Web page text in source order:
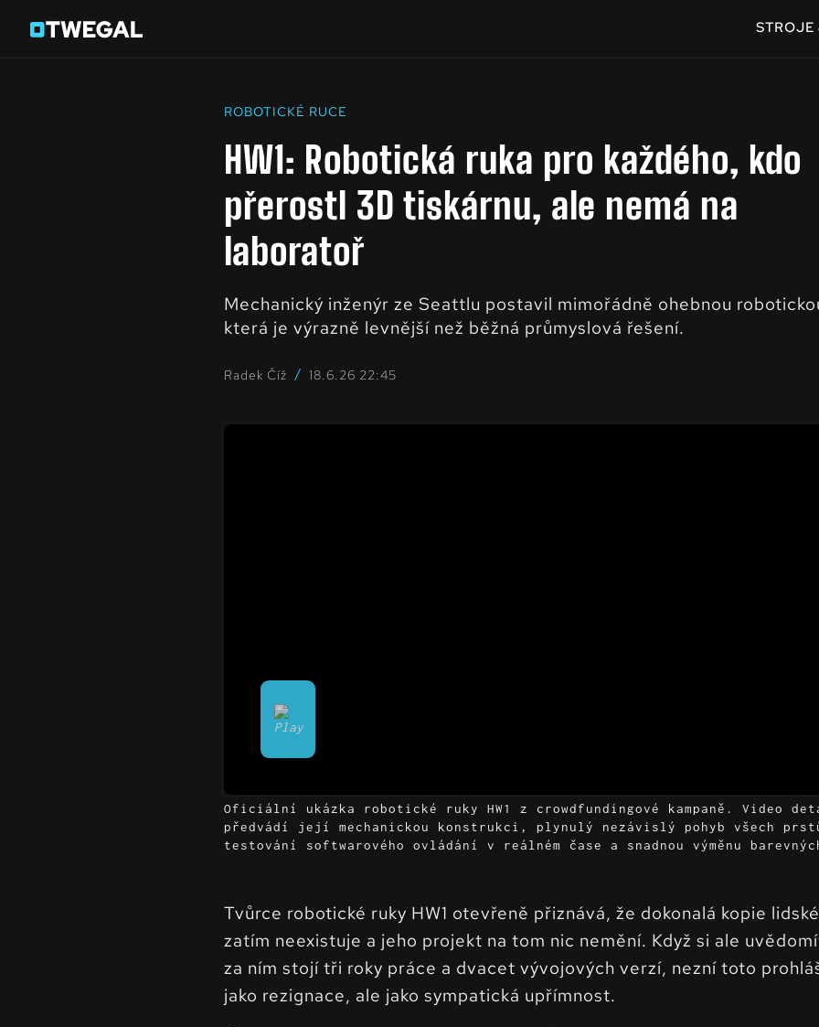
STROJE
ROBOTICKÉ RUCE
HW1: Robotická ruka pro každého, kdo
přerostl 3D tiskárnu, ale nemá na
laboratoř
Mechanický inženýr ze Seattlu postavil mimořádně ohebnou
která je výrazně levnější než běžná průmyslová řešení.
Radek Číž /18.6.26 22:45
Oficiální ukázka robotické ruky HW1 z crowdfundingové kampaně. Video
předvádí její mechanickou konstrukci, plynulý nezávislý pohyb všech
testování softwarového ovládání v reálném čase a snadnou výměnu
Tvůrce robotické ruky HW1 otevřeně přiznává, že dokonalá kopie
zatím neexistuje a jeho projekt na tom nic nemění. Když si ale
za ním stojí tři roky práce a dvacet vývojových verzí, nezní toto
jako rezignace, ale jako sympatická upřímnost.